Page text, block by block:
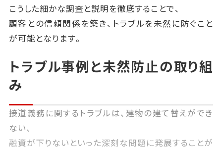
こうした細かな調査と説明を徹底することで、
顧客との信頼関係を築き、トラブルを未然に防ぐこと
が可能となります。
トラブル事例と未然防止の取り組
み
接道義務に関するトラブルは、建物の建て替えができ
ない、
融資が下りないといった深刻な問題に発展することが